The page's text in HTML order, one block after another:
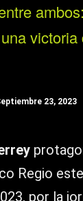
23, 2023
Regio
por la